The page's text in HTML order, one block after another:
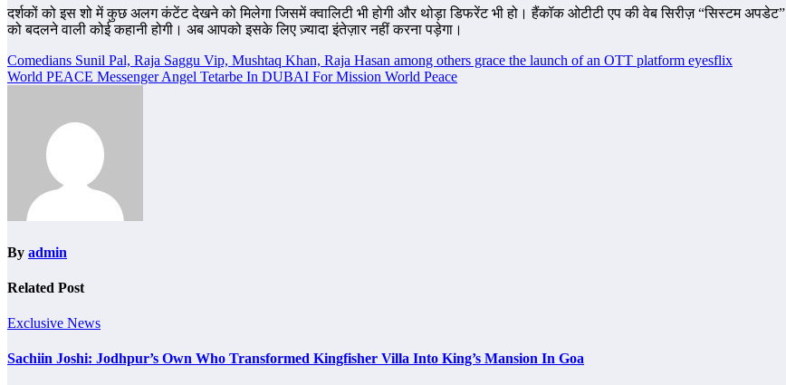
दर्शकों को इस शो में कुछ अलग कंटेंट देखने को मिलेगा जिसमें क्वालिटी भी होगी और थोड़ा डिफरेंट भी हो। हैंकॉक ओटीटी एप की वेब सिरीज़ “सिस्टम
को बदलने वाली कोई कहानी होगी। अब आपको इसके लिए ज़्यादा इंतेज़ार नहीं करना पड़ेगा।
Post
navigation
Comedians Sunil Pal, Raja Saggu Vip, Mushtaq Khan, Raja Hasan among others grace the launch of an OTT platform eyesflix
World PEACE Messenger Angel Tetarbe In DUBAI For Mission World Peace
By admin
Related Post
Exclusive News
Sachiin Joshi: Jodhpur’s Own Who Transformed Kingfisher Villa Into King’s Mansion In Goa